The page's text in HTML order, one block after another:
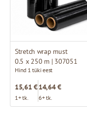
Stretch wrap must
0.5 x 250 m | 307051
Hind 1 tüki eest
15,61 €
1+ tk.
14,64 €
6+ tk.